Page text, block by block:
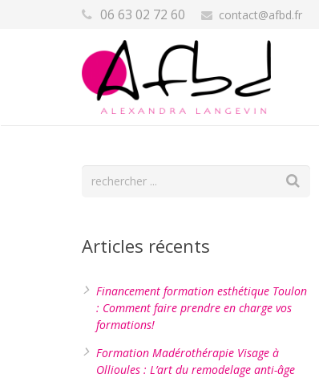
06 63 02 72 60 contact@afbd.fr
Articles récents
Financement formation esthétique Toulon
: Comment faire prendre en charge vos
formations!
Formation Madérothérapie Visage à
Ollioules : L’art du remodelage anti-âge